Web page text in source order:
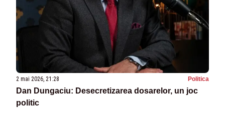
2 mai 2026, 21:28 Politica
Dan Dungaciu: Desecretizarea dosarelor, un joc
politic